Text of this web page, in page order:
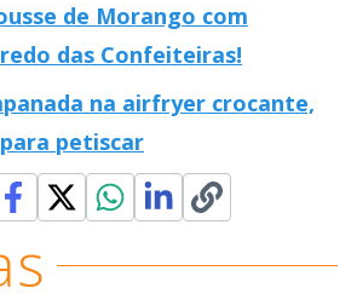
de Morango com
das Confeiteiras!
na airfryer crocante,
petiscar